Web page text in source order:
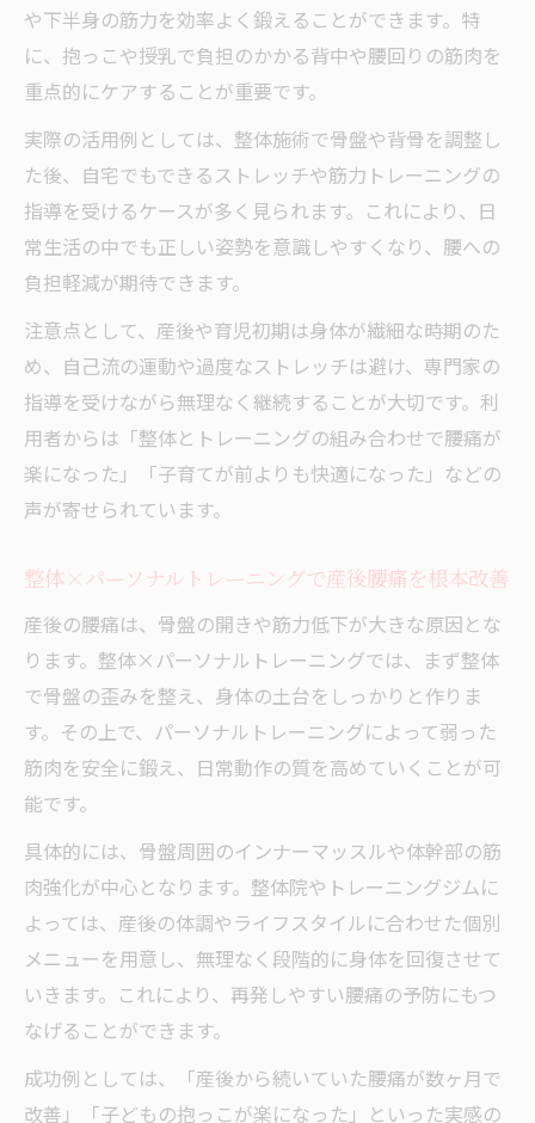
整体×パーソナルトレーニングの短期と長
期の効果の違い
整体×パーソナルトレーニングの比較で分
かる腰痛改善ポイント
整体単体と整体×パーソナルトレーニング
の効果を徹底比較
整体×パーソナルトレーニングの満足度と
実感できる変化
整体×パーソナルトレーニング選択時の注
意点と体験談
忙しい育児世代へ整体と運動の選び方ガイド
整体×パーソナルトレーニングで通いやす
さ重視の選び方
整体×パーソナルトレーニング選びで重視
整体×パーソナルトレーニング選びで予約
や通院のコツ
整体×パーソナルトレーニング利用時の服
装や準備の疑問解決
整体×パーソナルトレーニング選びで専門
性の見極め方
整体×パーソナルトレーニングで腰痛改善
を生活に取り入れる
整体×パーソナルトレーニングで腰痛を再
発させない習慣作り
整体×パーソナルトレーニングのセルフケ
整体×パーソナルトレーニングの継続で実
や下半身の筋力を効率よく鍛えることができます。特
に、抱っこや授乳で負担のかかる背中や腰回りの筋肉を
重点的にケアすることが重要です。
実際の活用例としては、整体施術で骨盤や背骨を調整し
た後、自宅でもできるストレッチや筋力トレーニングの
指導を受けるケースが多く見られます。これにより、日
常生活の中でも正しい姿勢を意識しやすくなり、腰への
負担軽減が期待できます。
注意点として、産後や育児初期は身体が繊細な時期のた
め、自己流の運動や過度なストレッチは避け、専門家の
指導を受けながら無理なく継続することが大切です。利
用者からは「整体とトレーニングの組み合わせで腰痛が
楽になった」「子育てが前よりも快適になった」などの
声が寄せられています。
整体×パーソナルトレーニングで産後腰痛を根本改善
産後の腰痛は、骨盤の開きや筋力低下が大きな原因とな
ります。整体×パーソナルトレーニングでは、まず整体
で骨盤の歪みを整え、身体の土台をしっかりと作りま
す。その上で、パーソナルトレーニングによって弱った
筋肉を安全に鍛え、日常動作の質を高めていくことが可
能です。
具体的には、骨盤周囲のインナーマッスルや体幹部の筋
肉強化が中心となります。整体院やトレーニングジムに
よっては、産後の体調やライフスタイルに合わせた個別
メニューを用意し、無理なく段階的に身体を回復させて
いきます。これにより、再発しやすい腰痛の予防にもつ
なげることができます。
成功例としては、「産後から続いていた腰痛が数ヶ月で
改善」「子どもの抱っこが楽になった」といった実感の